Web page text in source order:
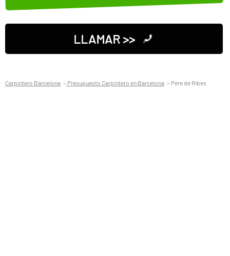
LLAMAR >>
Carpintero Barcelona Presupuesto Carpintero en Barcelona Pere de Ribes